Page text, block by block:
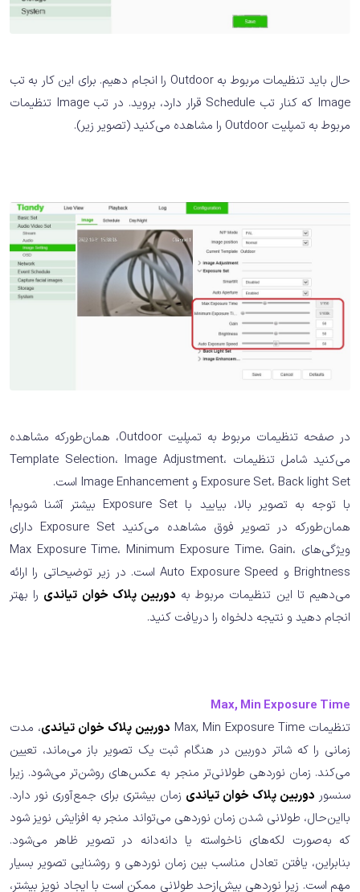
حال باید تنظیمات مربوط به Outdoor را انجام دهیم. برای این کار به تب
Image که کنار تب Schedule قرار دارد، بروید. در تب Image تنظیمات
مربوط به تمپلیت Outdoor را مشاهده می‌کنید (تصویر زیر).
در صفحه تنظیمات مربوط به تمپلیت Outdoor، همان‌طورکه مشاهده
می‌کنید شامل تنظیمات Template Selection، Image Adjustment،
Exposure Set، Back light Set و Image Enhancement است.
با توجه به تصویر بالا، بیایید با Exposure Set بیشتر آشنا شویم!
همان‌طورکه در تصویر فوق مشاهده می‌کنید Exposure Set دارای
ویژگی‌های Max Exposure Time، Minimum Exposure Time، Gain،
Brightness و Auto Exposure Speed است. در زیر توضیحاتی را ارائه
می‌دهیم تا این تنظیمات مربوط به دوربین پلاک خوان تیاندی را بهتر
انجام دهید و نتیجه دلخواه را دریافت کنید.
Max, Min Exposure Time
تنظیمات Max, Min Exposure Time
دوربین پلاک خوان تیاندی، مدت
زمانی را که شاتر دوربین در هنگام ثبت یک تصویر باز می‌ماند، تعیین
می‌کند. زمان نوردهی طولانی‌تر منجر به عکس‌های روشن‌تر می‌شود. زیرا
سنسور دوربین پلاک خوان تیاندی زمان بیشتری برای جمع‌آوری نور دارد.
بااین‌حال، طولانی شدن زمان نوردهی می‌تواند منجر به افزایش نویز شود
که به‌صورت لکه‌های ناخواسته یا دانه‌دانه در تصویر ظاهر می‌شود.
بنابراین، یافتن تعادل مناسب بین زمان نوردهی و روشنایی تصویر بسیار
مهم است. زیرا نوردهی بیش‌ازحد طولانی ممکن است با ایجاد نویز بیشتر،